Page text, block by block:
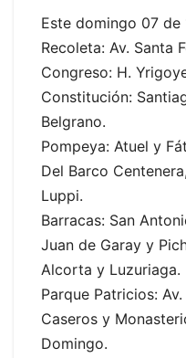
Este domingo 07 de
Recoleta: Av. Santa
Congreso: H.
Constitución:
Belgrano.
Pompeya: Atuel y
Del Barco
Luppi.
Barracas: San
Juan de Garay y
Alcorta y Luzuriaga.
Parque Patricios:
Caseros y
Domingo.